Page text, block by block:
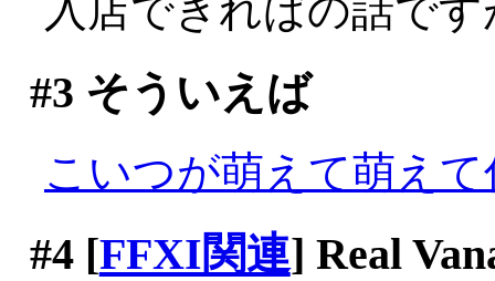
入店できればの話で
#3 そういえば
こいつが萌えて萌え
#4[FFXI関連] Real